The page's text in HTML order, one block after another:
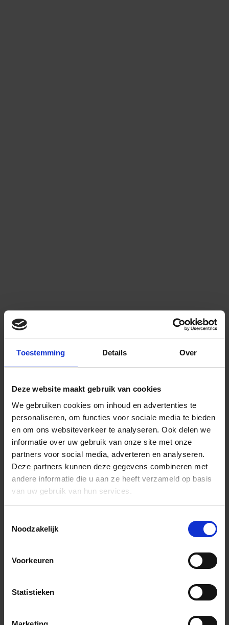
Toestemming Details Over
Deze website maakt gebruik van cookies
We gebruiken cookies om inhoud en advertenties te
personaliseren, om functies voor sociale media te bieden
en om ons websiteverkeer te analyseren. Ook delen we
informatie over uw gebruik van onze site met onze
partners voor social media, adverteren en analyseren.
Deze partners kunnen deze gegevens combineren met
andere informatie die u aan ze heeft verzameld op basis
van uw gebruik van hun services.
Noodzakelijk
Voorkeuren
Statistieken